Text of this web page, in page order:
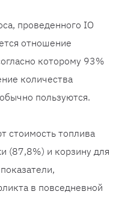
проведенного IO
отношение
которому 93%
количества
пользуются.
стоимость топлива
(87,8%) и корзину для
в повседневной